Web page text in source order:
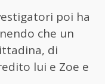
poi ha
che un
di
lui e Zoe e